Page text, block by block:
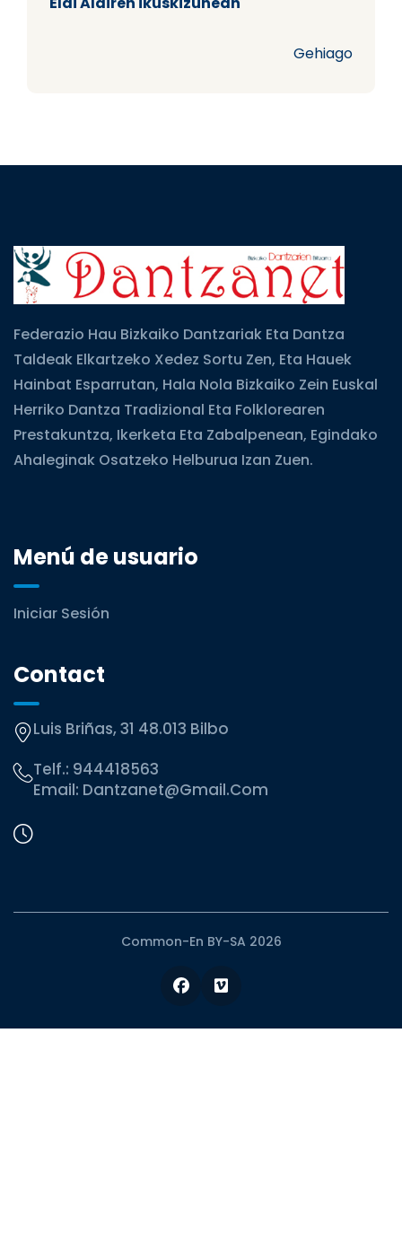
Gehiago
Federazio Hau Bizkaiko Dantzariak Eta Dantza
Taldeak Elkartzeko Xedez Sortu Zen, Eta Hauek
Hainbat Esparrutan, Hala Nola Bizkaiko Zein Euskal
Herriko Dantza Tradizional Eta Folklorearen
Prestakuntza, Ikerketa Eta Zabalpenean, Egindako
Ahaleginak Osatzeko Helburua Izan Zuen.
Menú de usuario
Iniciar Sesión
Contact
Luis Briñas, 31 48.013 Bilbo
Telf.: 944418563
Email: Dantzanet@gmail.com
Common-En BY-SA 2026
Facebook
Vimeo